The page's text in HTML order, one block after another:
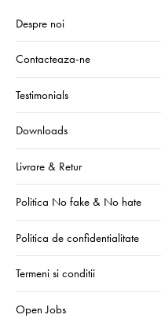
Despre noi
Contacteaza-ne
Testimonials
Downloads
Livrare & Retur
Politica No fake & No hate
Politica de confidentialitate
Termeni si conditii
Open Jobs